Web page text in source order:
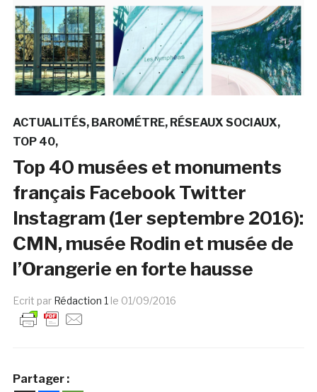
ACTUALITÉS BAROMÉTRE RÉSEAUX SOCIAUX
TOP 40
Top 40 musées et monuments
français Facebook Twitter
Instagram (1er septembre 2016):
CMN, musée Rodin et musée de
l’Orangerie en forte hausse
Ecrit par Rédaction 1 le 01/09/2016
Partager :